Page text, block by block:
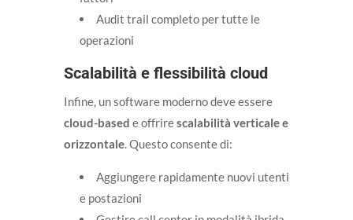
Audit trail completo per tutte le
operazioni
Scalabilità e flessibilità cloud
Infine, un software moderno deve essere
cloud-based e offrirescalabilità verticale e
orizzontale. Questo consente di:
Aggiungere rapidamente nuovi utenti
e postazioni